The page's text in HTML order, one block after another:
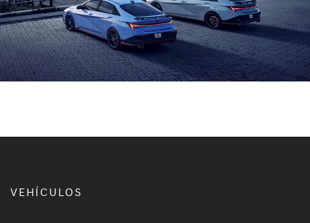
VEHÍCULOS